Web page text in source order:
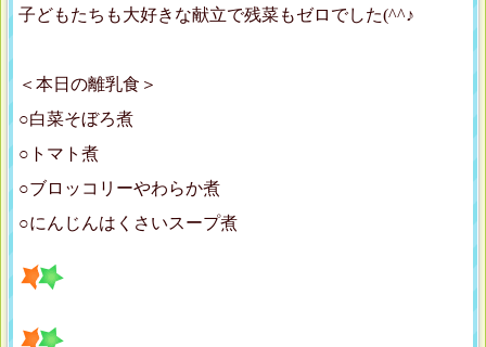
子どもたちも大好きな献立で残菜もゼロでした(^^♪
＜本日の離乳食＞
○白菜そぼろ煮
○トマト煮
○ブロッコリーやわらか煮
○にんじんはくさいスープ煮